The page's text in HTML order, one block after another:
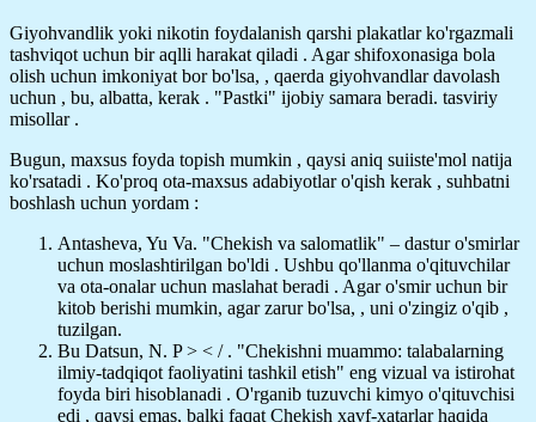
Giyohvandlik yoki nikotin foydalanish qarshi plakatlar ko'rgazmali
tashviqot uchun bir aqlli harakat qiladi . Agar shifoxonasiga bola
olish uchun imkoniyat bor bo'lsa, , qaerda giyohvandlar davolash
uchun , bu, albatta, kerak . "Pastki" ijobiy samara beradi. tasviriy
misollar .
Bugun, maxsus foyda topish mumkin , qaysi aniq suiiste'mol natija
ko'rsatadi . Ko'proq ota-maxsus adabiyotlar o'qish kerak , suhbatni
boshlash uchun yordam :
Antasheva, Yu Va. "Chekish va salomatlik" – dastur o'smirlar
uchun moslashtirilgan bo'ldi . Ushbu qo'llanma o'qituvchilar
va ota-onalar uchun maslahat beradi . Agar o'smir uchun bir
kitob berishi mumkin, agar zarur bo'lsa, , uni o'zingiz o'qib ,
tuzilgan.
Bu Datsun, N. P > < / . "Chekishni muammo: talabalarning
ilmiy-tadqiqot faoliyatini tashkil etish" eng vizual va istirohat
foyda biri hisoblanadi . O'rganib tuzuvchi kimyo o'qituvchisi
edi , qaysi emas, balki faqat Chekish xavf-xatarlar haqida